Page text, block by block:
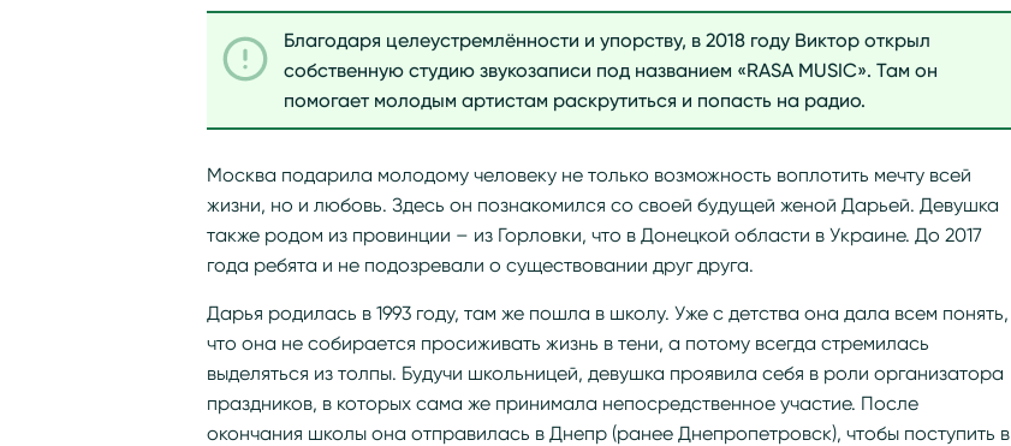
Благодаря целеустремлённости и упорству, в 2018 году Виктор открыл
собственную студию звукозаписи под названием «RASA MUSIC». Там он
помогает молодым артистам раскрутиться и попасть на радио.
Москва подарила молодому человеку не только возможность воплотить мечту всей
жизни, но и любовь. Здесь он познакомился со своей будущей женой Дарьей. Девушка
также родом из провинции – из Горловки, что в Донецкой области в Украине. До 2017
года ребята и не подозревали о существовании друг друга.
Дарья родилась в 1993 году, там же пошла в школу. Уже с детства она дала всем понять,
что она не собирается просиживать жизнь в тени, а потому всегда стремилась
выделяться из толпы. Будучи школьницей, девушка проявила себя в роли организатора
праздников, в которых сама же принимала непосредственное участие. После
окончания школы она отправилась в Днепр (ранее Днепропетровск), чтобы поступить в